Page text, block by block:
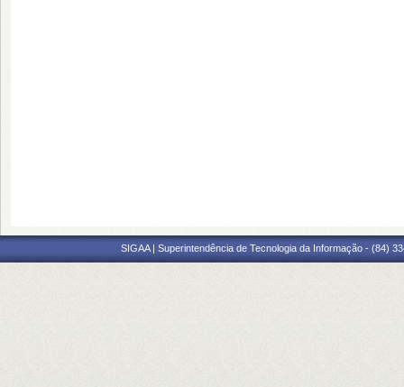
SIGAA | Superintendência de Tecnologia da Informação - (84)